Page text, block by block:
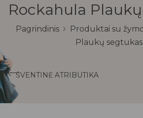
Rockahula
Pagrindinis
Produktai su
Plaukų
ŠVENTINĖ ATRIBUTIKA